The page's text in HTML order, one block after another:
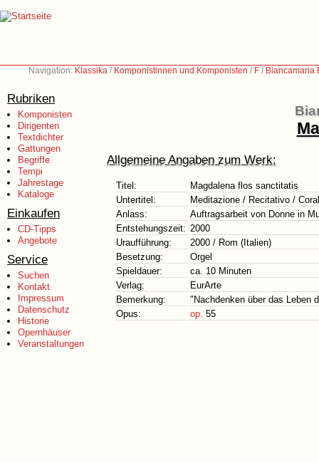
Navigation: Klassika / Komponistinnen und Komponisten / F / Biancamaria
Rubriken
Komponisten
Dirigenten
Textdichter
Gattungen
Begriffe
Tempi
Jahrestage
Kataloge
Einkaufen
CD-Tipps
Angebote
Service
Suchen
Kontakt
Impressum
Datenschutz
Historie
Opernhäuser
Veranstaltungen
Allgemeine Angaben zum Werk:
Titel:
Magdalena flos sanctitatis
Untertitel:
Meditazione / Recitativo /
Anlass:
Auftragsarbeit von Donne in
Entstehungszeit: 2000
Uraufführung:
2000 / Rom (Italien)
Besetzung:
Orgel
Spieldauer:
ca. 10 Minuten
Verlag:
EurArte
Bemerkung:
"Nachdenken über das Leben
Opus:
op. 55